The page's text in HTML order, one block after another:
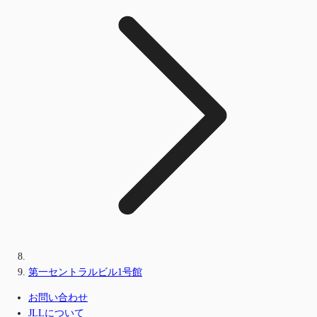
第一セントラルビル1号館
お問い合わせ
JLLについて